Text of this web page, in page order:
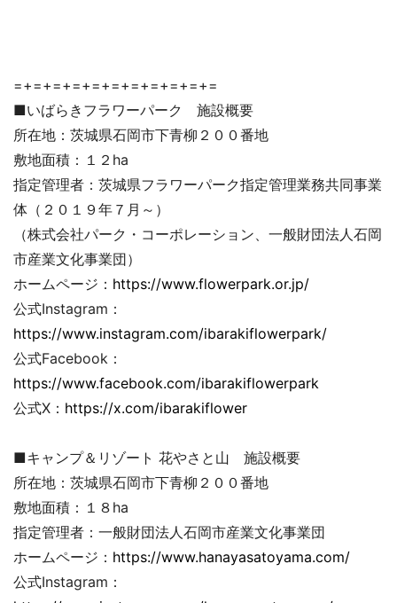
=+=+=+=+=+=+=+=+=+=+=
■いばらきフラワーパーク 施設概要
所在地：茨城県石岡市下青柳２００番地
敷地面積：１２ha
指定管理者：茨城県フラワーパーク指定管理業務共同事業
体（２０１９年７月～）
（株式会社パーク・コーポレーション、一般財団法人石岡
市産業文化事業団）
ホームページ： https://www.flowerpark.or.jp/
公式Instagram：
https://www.instagram.com/ibarakiflowerpark/
公式Facebook：
https://www.facebook.com/ibarakiflowerpark
公式X： https://x.com/ibarakiflower
■キャンプ＆リゾート 花やさと山 施設概要
所在地：茨城県石岡市下青柳２００番地
敷地面積：１８ha
指定管理者：一般財団法人石岡市産業文化事業団
ホームページ： https://www.hanayasatoyama.com/
公式Instagram：